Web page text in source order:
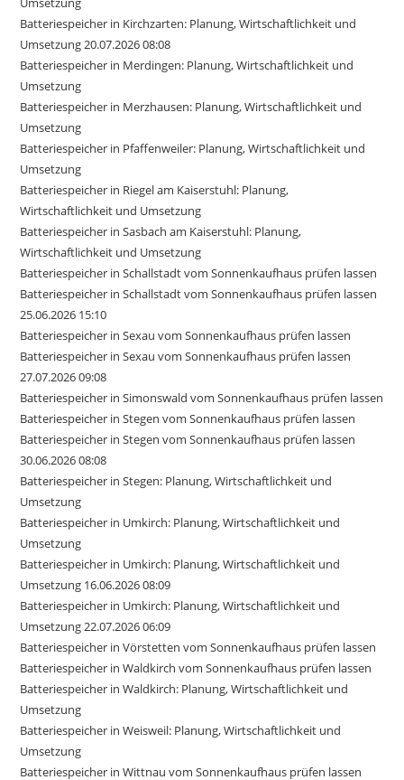
Batteriespeicher in Kirchzarten: Planung, Wirtschaftlichkeit und
Umsetzung 20.07.2026 08:08
Batteriespeicher in Merdingen: Planung, Wirtschaftlichkeit und
Umsetzung
Batteriespeicher in Merzhausen: Planung, Wirtschaftlichkeit und
Umsetzung
Batteriespeicher in Pfaffenweiler: Planung, Wirtschaftlichkeit und
Umsetzung
Batteriespeicher in Riegel am Kaiserstuhl: Planung,
Wirtschaftlichkeit und Umsetzung
Batteriespeicher in Sasbach am Kaiserstuhl: Planung,
Wirtschaftlichkeit und Umsetzung
Batteriespeicher in Schallstadt vom Sonnenkaufhaus prüfen lassen
Batteriespeicher in Schallstadt vom Sonnenkaufhaus prüfen lassen
25.06.2026 15:10
Batteriespeicher in Sexau vom Sonnenkaufhaus prüfen lassen
Batteriespeicher in Sexau vom Sonnenkaufhaus prüfen lassen
27.07.2026 09:08
Batteriespeicher in Simonswald vom Sonnenkaufhaus prüfen lassen
Batteriespeicher in Stegen vom Sonnenkaufhaus prüfen lassen
Batteriespeicher in Stegen vom Sonnenkaufhaus prüfen lassen
30.06.2026 08:08
Batteriespeicher in Stegen: Planung, Wirtschaftlichkeit und
Umsetzung
Batteriespeicher in Umkirch: Planung, Wirtschaftlichkeit und
Umsetzung
Batteriespeicher in Umkirch: Planung, Wirtschaftlichkeit und
Umsetzung 16.06.2026 08:09
Batteriespeicher in Umkirch: Planung, Wirtschaftlichkeit und
Umsetzung 22.07.2026 06:09
Batteriespeicher in Vörstetten vom Sonnenkaufhaus prüfen lassen
Batteriespeicher in Waldkirch vom Sonnenkaufhaus prüfen lassen
Batteriespeicher in Waldkirch: Planung, Wirtschaftlichkeit und
Umsetzung
Batteriespeicher in Weisweil: Planung, Wirtschaftlichkeit und
Umsetzung
Batteriespeicher in Wittnau vom Sonnenkaufhaus prüfen lassen